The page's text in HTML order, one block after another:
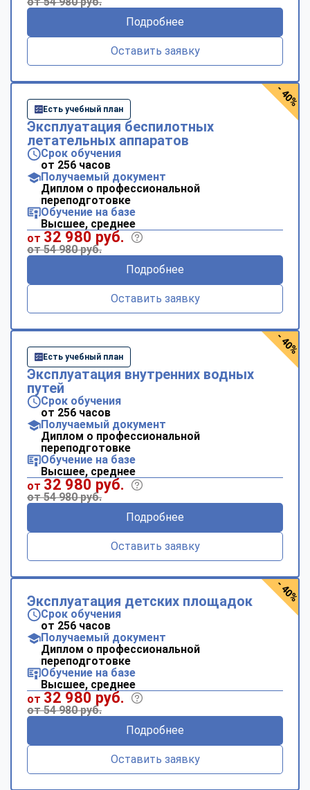
Подробнее
Оставить заявку
Есть учебный план
Эксплуатация беспилотных
летательных аппаратов
Срок обучения
от 256 часов
Получаемый документ
Диплом о профессиональной
переподготовке
Обучение на базе
Высшее, среднее
от 32 980 руб.
от 54 980 руб.
Подробнее
Оставить заявку
- 40%
Есть учебный план
Эксплуатация внутренних водных
путей
Срок обучения
от 256 часов
Получаемый документ
Диплом о профессиональной
переподготовке
Обучение на базе
Высшее, среднее
от 32 980 руб.
от 54 980 руб.
Подробнее
Оставить заявку
- 40%
Эксплуатация детских площадок
Срок обучения
от 256 часов
Получаемый документ
Диплом о профессиональной
переподготовке
Обучение на базе
Высшее, среднее
от 32 980 руб.
от 54 980 руб.
Подробнее
Оставить заявку
- 40%